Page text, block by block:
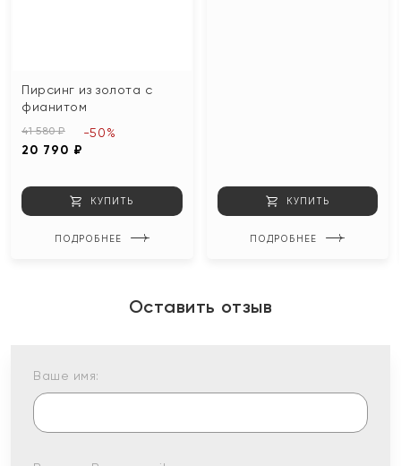
Пирсинг из золота с
фианитом
41 580 ₽
20 790 ₽
-50%
КУПИТЬ
ПОДРОБНЕЕ
КУПИТЬ
ПОДРОБНЕЕ
Оставить отзыв
Ваше имя: